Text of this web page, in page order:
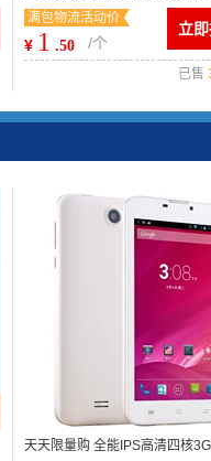
苹果4/5手机保护套批发
满包物流活动价
¥ 1 .50 /个
立
已售
天天限量购 全能IPS高清四核